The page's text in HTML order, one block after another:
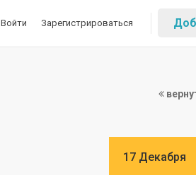
Войти Зарегистрироваться
17 Декабря